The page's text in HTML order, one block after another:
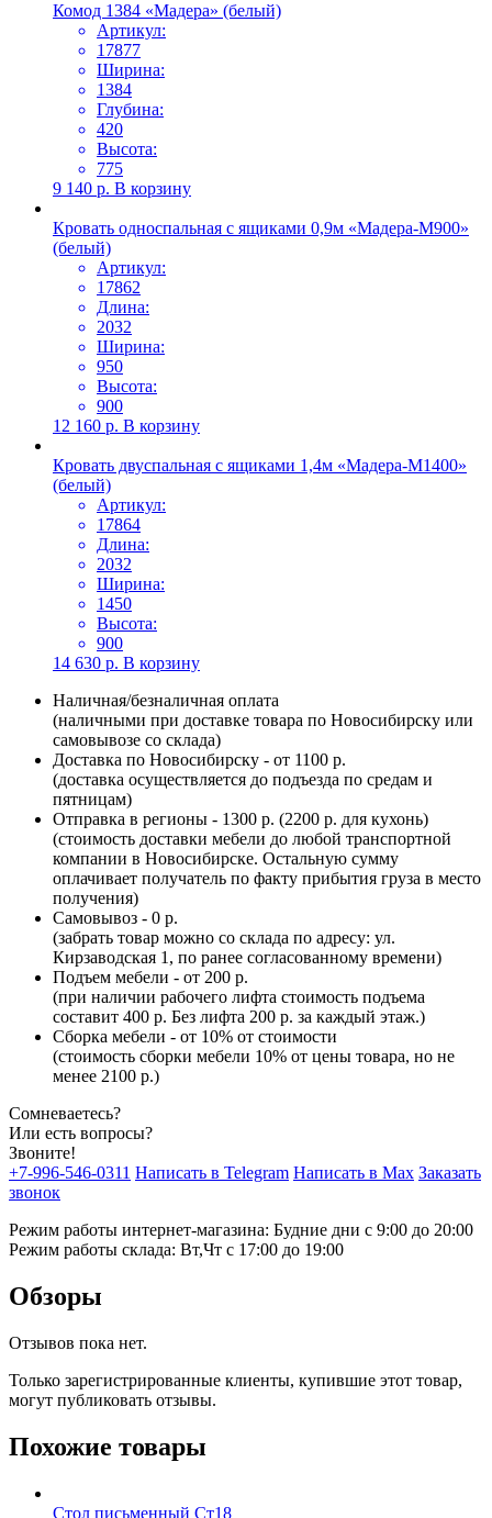
Комод 1384 «Мадера» (белый)
Артикул:
17877
Ширина:
1384
Глубина:
420
Высота:
775
9 140 р. В корзину
Кровать односпальная с ящиками 0,9м «Мадера-М900»
(белый)
Артикул:
17862
Длина:
2032
Ширина:
950
Высота:
900
12 160 р. В корзину
Кровать двуспальная с ящиками 1,4м «Мадера-М1400»
(белый)
Артикул:
17864
Длина:
2032
Ширина:
1450
Высота:
900
14 630 р. В корзину
Наличная/безналичная оплата
(наличными при доставке товара по Новосибирску или
самовывозе со склада)
Доставка по Новосибирску - от 1100 р.
(доставка осуществляется до подъезда по средам и
пятницам)
Отправка в регионы - 1300 р. (2200 р. для кухонь)
(стоимость доставки мебели до любой транспортной
компании в Новосибирске. Остальную сумму
оплачивает получатель по факту прибытия груза в место
получения)
Самовывоз - 0 р.
(забрать товар можно со склада по адресу: ул.
Кирзаводская 1, по ранее согласованному времени)
Подъем мебели - от 200 р.
(при наличии рабочего лифта стоимость подъема
составит 400 р. Без лифта 200 р. за каждый этаж.)
Сборка мебели - от 10% от стоимости
(стоимость сборки мебели 10% от цены товара, но не
менее 2100 р.)
Сомневаетесь?
Или есть вопросы?
Звоните!
+7-996-546-0311 Написать в Telegram Написать в Max Заказать
звонок
Режим работы интернет-магазина: Будние дни с 9:00 до 20:00
Режим работы склада: Вт,Чт с 17:00 до 19:00
Обзоры
Отзывов пока нет.
Только зарегистрированные клиенты, купившие этот товар,
могут публиковать отзывы.
Похожие товары
Стол письменный Ст18